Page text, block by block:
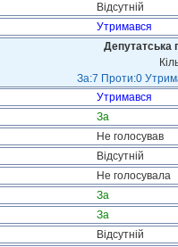
Відсутній
Утримався
Депутатська
За:7 Проти:0
Утримався
За
Не голосував
Відсутній
Не голосувала
За
За
Відсутній